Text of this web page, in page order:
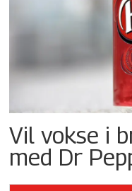
Vil vokse i
med Dr